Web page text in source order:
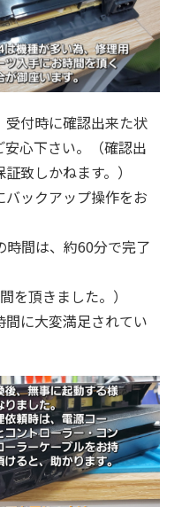
付時に確認出来た状
心下さい。（確認出
致しかねます。）
ックアップ操作をお
時間は、約60分で完了
を頂きました。）
に大変満足されてい